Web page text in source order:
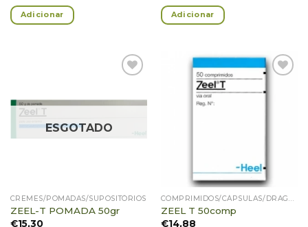
Adicionar Adicionar
Favoritos
ESGOTADO
CREMES/POMADAS/SUPOSITÓRIOS
ZEEL-T POMADA 50gr
€15,30
Adicionar
COMPRIMIDOS/CÁPSULAS/DRAGEIAS/GRÂNULOS
ZEEL T 50comp
€14,88